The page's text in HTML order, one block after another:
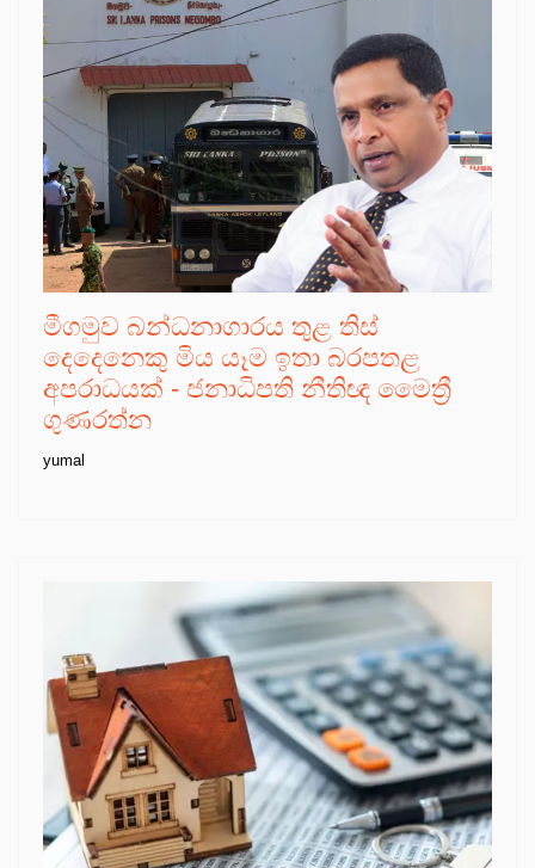
මීගමුව බන්ධනාගාරය තුළ තිස්
දෙදෙනෙකු මිය යෑම ඉතා බරපතළ
අපරාධයක් - ජනාධිපති නීතිඥ මෛත්‍රී
ගුණරත්න
yumal